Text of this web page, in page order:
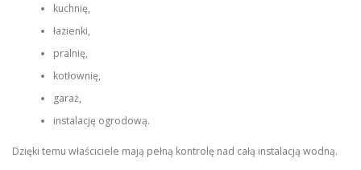
kuchnię,
łazienki,
pralnię,
kotłownię,
garaż,
instalację ogrodową.
Dzięki temu właściciele mają pełną kontrolę nad całą instalacją wodną.